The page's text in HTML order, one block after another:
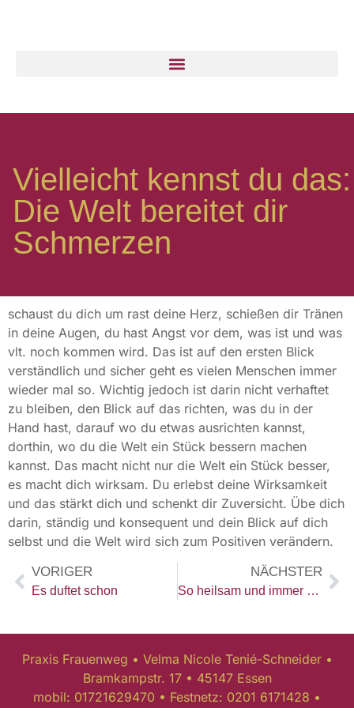
Vielleicht kennst du das:
Die Welt bereitet dir
Schmerzen
schaust du dich um rast deine Herz, schießen dir Tränen
in deine Augen, du hast Angst vor dem, was ist und was
vlt. noch kommen wird. Das ist auf den ersten Blick
verständlich und sicher geht es vielen Menschen immer
wieder mal so. Wichtig jedoch ist darin nicht verhaftet
zu bleiben, den Blick auf das richten, was du in der
Hand hast, darauf wo du etwas ausrichten kannst,
dorthin, wo du die Welt ein Stück bessern machen
kannst. Das macht nicht nur die Welt ein Stück besser,
es macht dich wirksam. Du erlebst deine Wirksamkeit
und das stärkt dich und schenkt dir Zuversicht. Übe dich
darin, ständig und konsequent und dein Blick auf dich
selbst und die Welt wird sich zum Positiven verändern.
VORIGER
Es duftet schon
NÄCHSTER
So heilsam und immer wieder weitere Schritte
Praxis Frauenweg • Velma Nicole Tenié-Schneider •
Bramkampstr. 17 • 45147 Essen
mobil: 01721629470 • Festnetz: 0201 6171428 •